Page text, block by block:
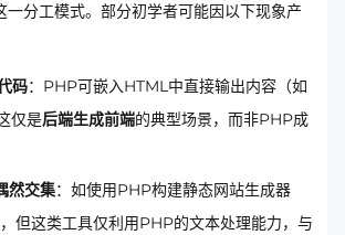
分工模式。部分初学者可能因以下现象产
码：PHP可嵌入HTML中直接输出内容（如
仅是后端生成前端的典型场景，而非PHP成
然交集：如使用PHP构建静态网站生成器
但这类工具仅利用PHP的文本处理能力，与